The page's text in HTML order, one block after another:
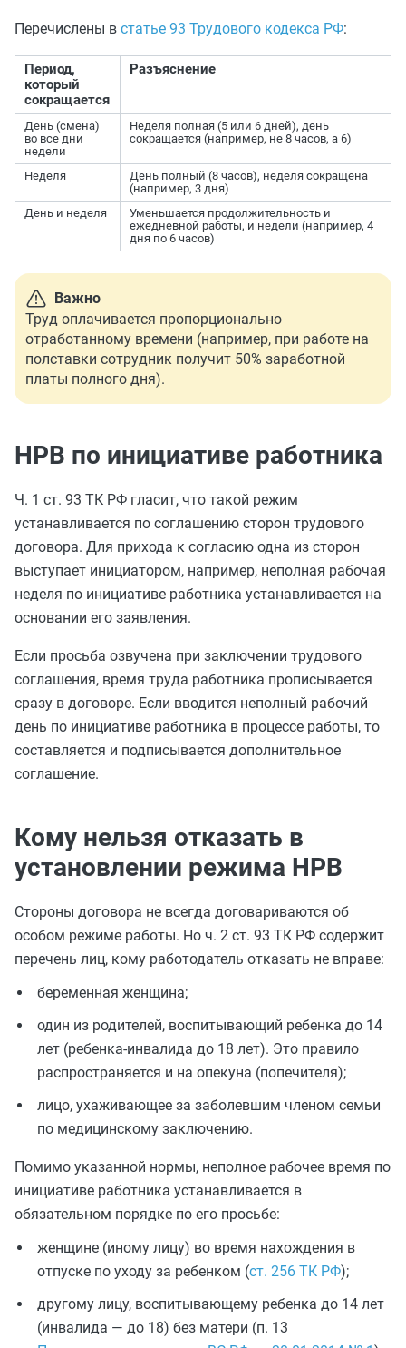
Перечислены в статье 93 Трудового кодекса РФ:
Период,
который
сокращается
Разъяснение
День (смена)
во все дни
недели
Неделя полная (5 или 6 дней), день
сокращается (например, не 8 часов, а 6)
Неделя
День полный (8 часов), неделя сокращена
(например, 3 дня)
День и неделя
Уменьшается продолжительность и
ежедневной работы, и недели (например, 4
дня по 6 часов)
Важно
Труд оплачивается пропорционально
отработанному времени (например, при работе на
полставки сотрудник получит 50% заработной
платы полного дня).
НРВ по инициативе работника
Ч. 1 ст. 93 ТК РФ гласит, что такой режим
устанавливается по соглашению сторон трудового
договора. Для прихода к согласию одна из сторон
выступает инициатором, например, неполная рабочая
неделя по инициативе работника устанавливается на
основании его заявления.
Если просьба озвучена при заключении трудового
соглашения, время труда работника прописывается
сразу в договоре. Если вводится неполный рабочий
день по инициативе работника в процессе работы, то
составляется и подписывается дополнительное
соглашение.
Кому нельзя отказать в
установлении режима НРВ
Стороны договора не всегда договариваются об
особом режиме работы. Но ч. 2 ст. 93 ТК РФ содержит
перечень лиц, кому работодатель отказать не вправе:
беременная женщина;
один из родителей, воспитывающий ребенка до 14
лет (ребенка-инвалида до 18 лет). Это правило
распространяется и на опекуна (попечителя);
лицо, ухаживающее за заболевшим членом семьи
по медицинскому заключению.
Помимо указанной нормы, неполное рабочее время по
инициативе работника устанавливается в
обязательном порядке по его просьбе:
женщине (иному лицу) во время нахождения в
отпуске по уходу за ребенком (ст. 256 ТК РФ);
другому лицу, воспитывающему ребенка до 14 лет
(инвалида — до 18) без матери (п. 13